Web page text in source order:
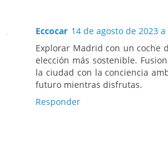
Eccocar 14 de agosto de 2023
Explorar Madrid con un coche
elección más sostenible.
la ciudad con la conciencia
futuro mientras disfrutas.
Responder